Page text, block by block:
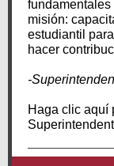
misión:
estudiantil
hacer
-
Haga clic aquí